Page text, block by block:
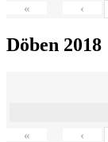
« ‹
Döben 2018
« ‹